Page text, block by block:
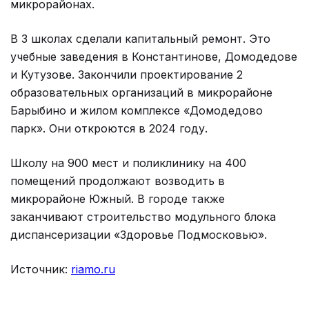
микрорайонах.
В 3 школах сделали капитальный ремонт. Это
учебные заведения в Константинове, Домодедове
и Кутузове. Закончили проектирование 2
образовательных организаций в микрорайоне
Барыбино и жилом комплексе «Домодедово
парк». Они откроются в 2024 году.
Школу на 900 мест и поликлинику на 400
помещений продолжают возводить в
микрорайоне Южный. В городе также
заканчивают строительство модульного блока
диспансеризации «Здоровье Подмосковью».
Источник: riamo.ru